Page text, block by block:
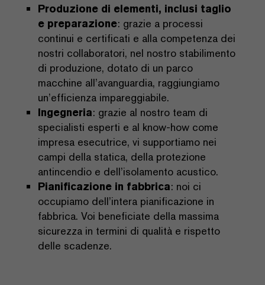
Produzione di elementi, inclusi taglio
e preparazione: grazie a processi
continui e certificati e alla competenza dei
nostri collaboratori, nel nostro stabilimento
di produzione, dotato di un parco
macchine all’avanguardia, raggiungiamo
un’efficienza impareggiabile.
Ingegneria: grazie al nostro team di
specialisti esperti e al know-how come
impresa esecutrice, vi supportiamo nei
campi della statica, della protezione
antincendio e dell’isolamento acustico.
Pianificazione in fabbrica: noi ci
occupiamo dell’intera pianificazione in
fabbrica. Voi beneficiate della massima
sicurezza in termini di qualità e rispetto
delle scadenze.